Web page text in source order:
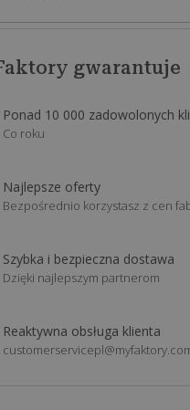
gwarantuje
Ponad 10 000 zadowolonych
Co roku
Najlepsze oferty
Bezpośrednio korzystasz z cen
Szybka i bezpieczna dostawa
Dzięki najlepszym partnerom
Reaktywna obsługa klienta